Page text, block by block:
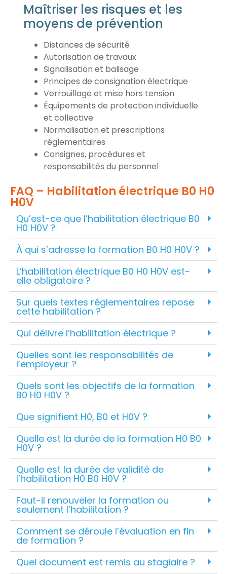
Maîtriser les risques et les
moyens de prévention
Distances de sécurité
Autorisation de travaux
Signalisation et balisage
Principes de consignation électrique
Verrouillage et mise hors tension
Équipements de protection individuelle
et collective
Normalisation et prescriptions
réglementaires
Consignes, procédures et
responsabilités du personnel
FAQ – Habilitation électrique B0 H0
H0V
Qu’est-ce que l’habilitation électrique B0
H0 H0V ?
À qui s’adresse la formation B0 H0 H0V ?
L’habilitation électrique B0 H0 H0V est-
elle obligatoire ?
Sur quels textes réglementaires repose
cette habilitation ?
Qui délivre l’habilitation électrique ?
Quelles sont les responsabilités de
l’employeur ?
Quels sont les objectifs de la formation
B0 H0 H0V ?
Que signifient H0, B0 et H0V ?
Quelle est la durée de la formation H0 B0
H0V ?
Quelle est la durée de validité de
l’habilitation H0 B0 H0V ?
Faut-il renouveler la formation ou
seulement l’habilitation ?
Comment se déroule l’évaluation en fin
de formation ?
Quel document est remis au stagiaire ?